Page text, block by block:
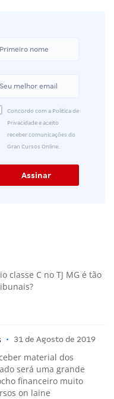
Concordo com a Política de
Privacidade e aceito
receber comunicações do
Gran Cursos Online.
classe C no TJ MG é tão
• 31 de Agosto de 2019
material dos
será uma grande
financeiro muito
on laine